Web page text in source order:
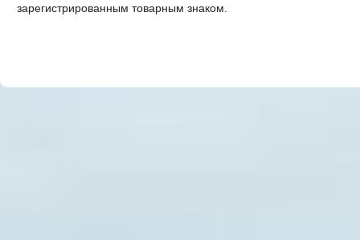
зарегистрированным товарным знаком.